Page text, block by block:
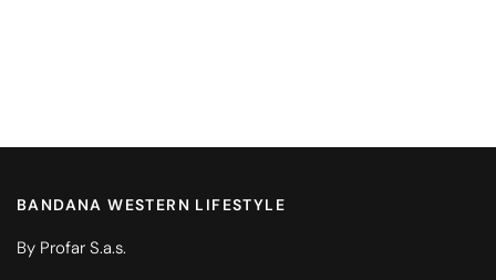
BANDANA WESTERN LIFESTYLE
By Profar S.a.s.